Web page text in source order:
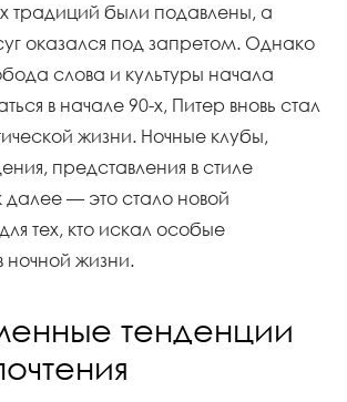
традиций были подавлены, а
оказался под запретом. Однако
слова и культуры начала
в начале 90-х, Питер вновь стал
жизни. Ночные клубы,
представления в стиле
далее — это стало новой
тех, кто искал особые
ночной жизни.
тенденции